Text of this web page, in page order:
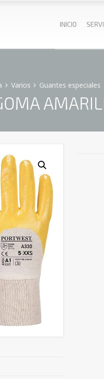
INICIO
Varios Guantes especiales